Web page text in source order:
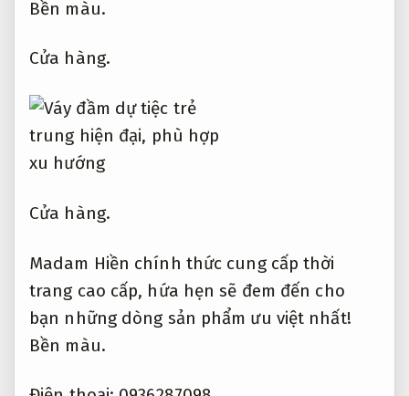
Bền màu.
Cửa hàng.
Cửa hàng.
Madam Hiền chính thức cung cấp thời
trang cao cấp, hứa hẹn sẽ đem đến cho
bạn những dòng sản phẩm ưu việt nhất!
Bền màu.